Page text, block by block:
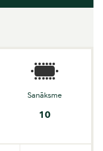
Sanāksme
10